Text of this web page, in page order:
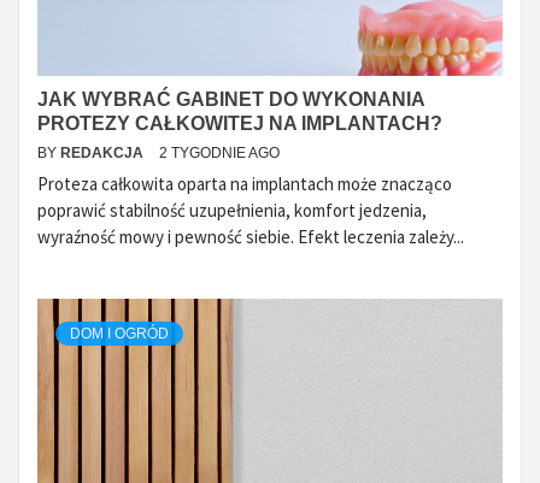
JAK WYBRAĆ GABINET DO WYKONANIA
PROTEZY CAŁKOWITEJ NA IMPLANTACH?
BY REDAKCJA 2 TYGODNIE AGO
Proteza całkowita oparta na implantach może znacząco
poprawić stabilność uzupełnienia, komfort jedzenia,
wyraźność mowy i pewność siebie. Efekt leczenia zależy...
DOM I OGRÓD